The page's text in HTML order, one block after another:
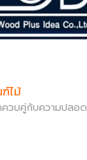
ไม้
บคู่กับความปลอ